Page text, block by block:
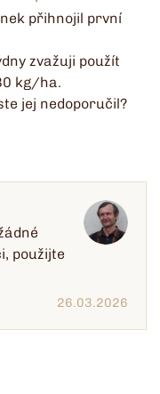
přihnojil první
zvažuji použít
kg/ha.
jej nedoporučil?
použijte
26.03.2026